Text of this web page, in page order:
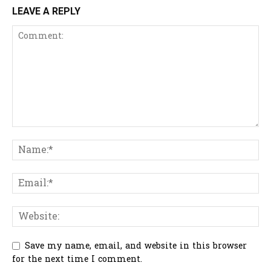
LEAVE A REPLY
Save my name, email, and website in this browser
for the next time I comment.